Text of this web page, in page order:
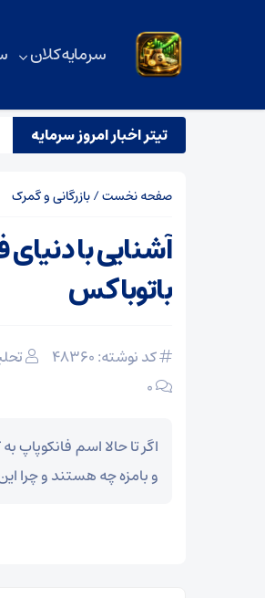
سرمایه کلان
تیتر اخبار امروز سرمایه
هنیه و تاثیر آن بر بازار آهن آلات
صفحه نخست/بازرگانی و گمرک
آشنایی با
باتوباکس
کد نوشته: 48360
۰
اگر تا حالا اسم
و بامزه چه هستند و چرا